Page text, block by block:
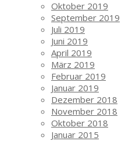
Oktober 2019
September 2019
Juli 2019
Juni 2019
April 2019
März 2019
Februar 2019
Januar 2019
Dezember 2018
November 2018
Oktober 2018
Januar 2015